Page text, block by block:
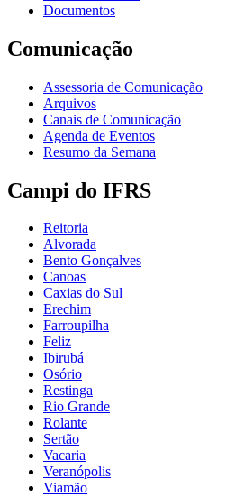
Documentos
Comunicação
Assessoria de Comunicação
Arquivos
Canais de Comunicação
Agenda de Eventos
Resumo da Semana
Campi do IFRS
Reitoria
Alvorada
Bento Gonçalves
Canoas
Caxias do Sul
Erechim
Farroupilha
Feliz
Ibirubá
Osório
Restinga
Rio Grande
Rolante
Sertão
Vacaria
Veranópolis
Viamão